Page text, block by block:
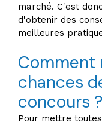
marché. C'est
d'obtenir des
meilleures
Comment
chances
concours ?
Pour mettre